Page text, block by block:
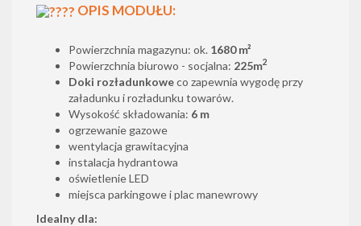
OPIS MODUŁU:
Powierzchnia magazynu: ok. 1680 m²
Powierzchnia biurowo - socjalna: 225m2
Doki rozładunkoweco zapewnia wygodę przy
załadunku i rozładunku towarów.
Wysokość składowania: 6 m
ogrzewanie gazowe
wentylacja grawitacyjna
instalacja hydrantowa
oświetlenie LED
miejsca parkingowe i plac manewrowy
Idealny dla: